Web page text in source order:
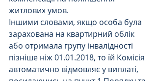
житлових умов.
Іншими словами, якщо особа була
зарахована на квартирний облік
або отримала групу інвалідності
пізніше ніж 01.01.2018, то їй Комісія
автоматично відмовляє у виплаті,